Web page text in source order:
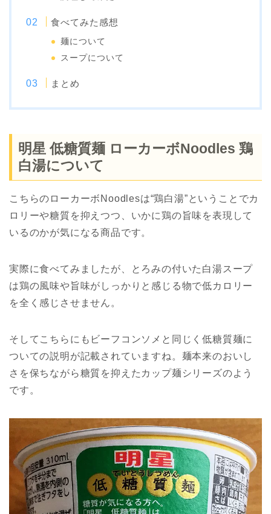
食べてみた感想
麺について
スープについて
まとめ
明星 低糖質麺 ローカーボNoodles 鶏
白湯について
こちらのローカーボNoodlesは“鶏白湯”ということでカ
ロリーや糖質を抑えつつ、いかに鶏の旨味を表現して
いるのかが気になる商品です。
実際に食べてみましたが、とろみの付いた白湯スープ
は鶏の風味や旨味がしっかりと感じる物で低カロリー
を全く感じさせません。
そしてこちらにもビーフコンソメと同じく低糖質麺に
ついての説明が記載されていますね。麺本来のおいし
さを保ちながら糖質を抑えたカップ麺シリーズのよう
です。